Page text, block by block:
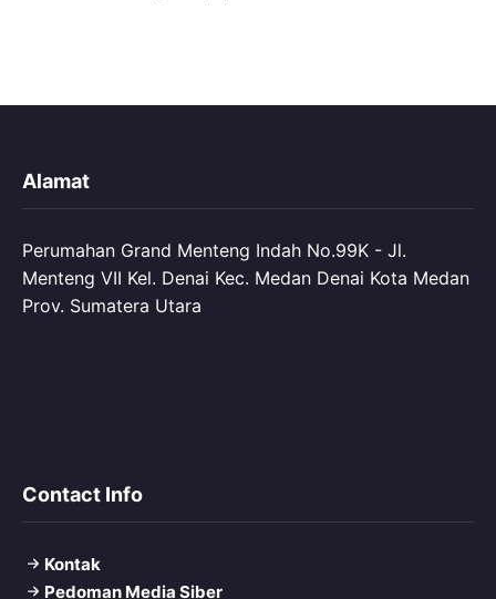
Alamat
Perumahan Grand Menteng Indah No.99K - Jl.
Menteng VII Kel. Denai Kec. Medan Denai Kota Medan
Prov. Sumatera Utara
Contact Info
Kontak
Pedoman Media Siber